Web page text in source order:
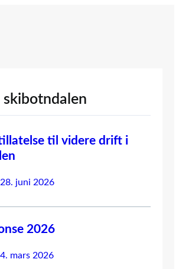
skibotndalen
til videre drift i
28. juni 2026
2026
4. mars 2026